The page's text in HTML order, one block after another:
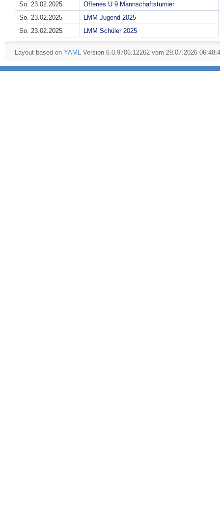
So. 23.02.2025
Offenes U 9 Mannschaftsturnier
So. 23.02.2025
LMM Jugend 2025
So. 23.02.2025
LMM Schüler 2025
Layout based on YAML Version 6.0.9706.12262 vom 29.07.2026